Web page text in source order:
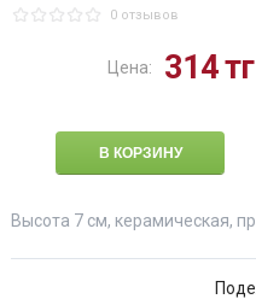
0 отзывов
Цена: 314тг
Высота 7 см, керамическая,